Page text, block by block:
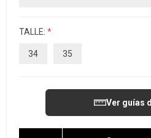
TALLE: *
34 35
Ver guías